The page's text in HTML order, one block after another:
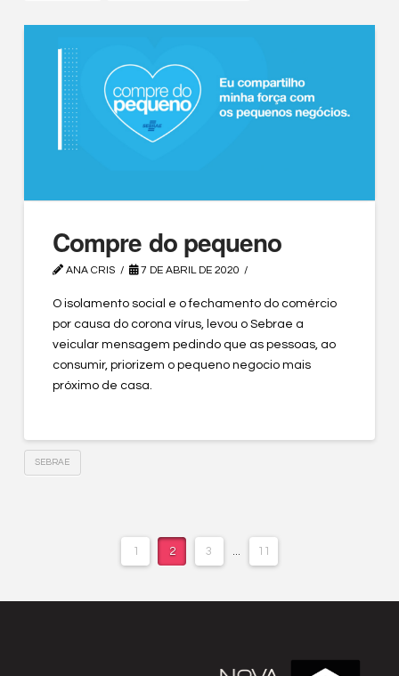
Compre do pequeno
ANA CRIS 7 DE ABRIL DE 2020
O isolamento social e o fechamento do comércio
por causa do corona vírus, levou o Sebrae a
veicular mensagem pedindo que as pessoas, ao
consumir, priorizem o pequeno negocio mais
próximo de casa.
SEBRAE
1 2 3 11